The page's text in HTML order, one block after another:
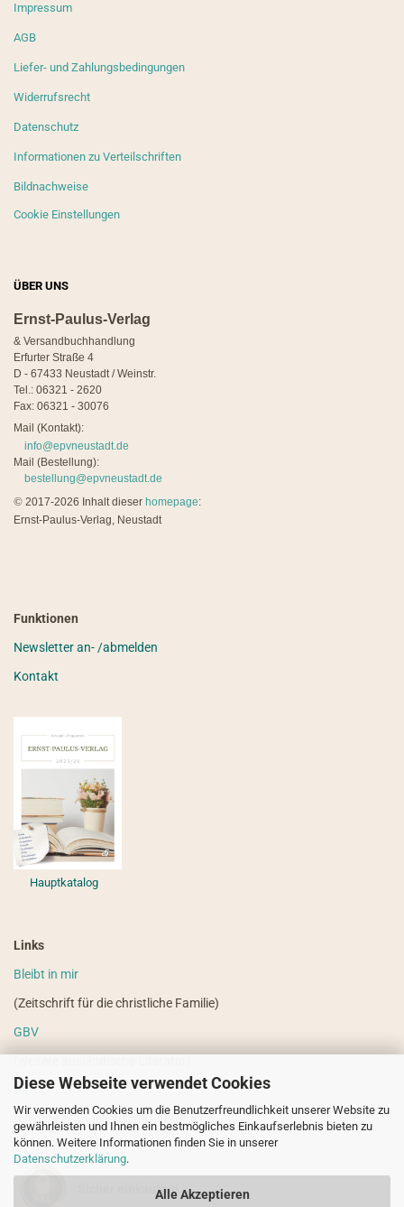
Diese Webseite verwendet Cookies
Wir verwenden Cookies um die Benutzerfreundlichkeit unserer Website zu
gewährleisten und Ihnen ein bestmögliches Einkaufserlebnis bieten zu
können. Weitere Informationen finden Sie in unserer
Datenschutzerklärung.
Alle Akzeptieren
Impressum
AGB
Liefer- und Zahlungsbedingungen
Widerrufsrecht
Datenschutz
Informationen zu Verteilschriften
Bildnachweise
Cookie Einstellungen
ÜBER UNS
Ernst-Paulus-Verlag
& Versandbuchhandlung
Erfurter Straße 4
D - 67433 Neustadt / Weinstr.
Tel.: 06321 - 2620
Fax: 06321 - 30076
Mail (Kontakt):
info@epvneustadt.de
Mail (Bestellung):
bestellung@epvneustadt.de
© 2017-2026 Inhalt dieser homepage:
Ernst-Paulus-Verlag, Neustadt
Funktionen
Newsletter an- /abmelden
Kontakt
Hauptkatalog
Links
Bleibt in mir
(Zeitschrift für die christliche Familie)
GBV
VdHS
(weitere evangelistische Literatur)
Sicher einkaufen!